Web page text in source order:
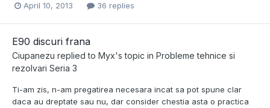
April 10, 2013 36 replies
E90 discuri frana
Ciupanezu replied to Myx's topic in Probleme tehnice si
rezolvari Seria 3
Ti-am zis, n-am pregatirea necesara incat sa pot spune clar
daca au dreptate sau nu, dar consider chestia asta o practica